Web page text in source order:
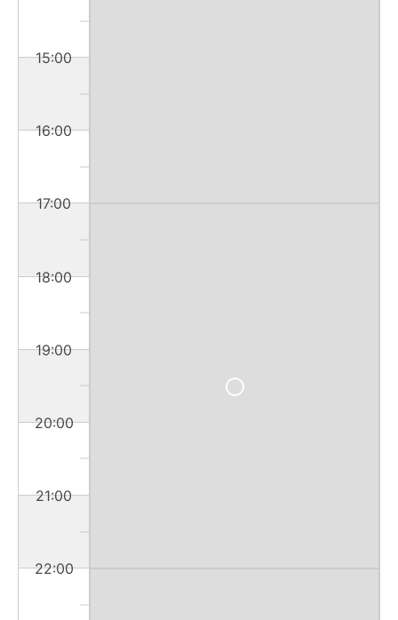
15:00
16:00
17:00
18:00
19:00
20:00
21:00
22:00